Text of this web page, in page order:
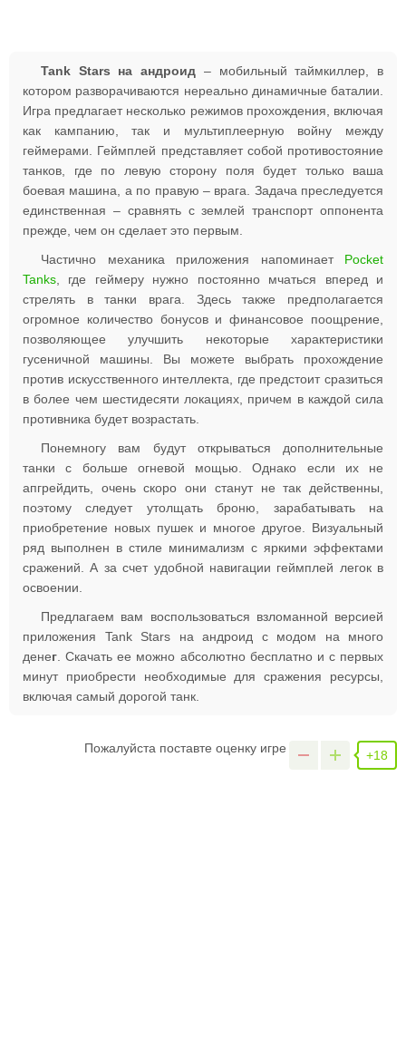
Tank Stars на андроид – мобильный таймкиллер, в
котором разворачиваются нереально динамичные баталии.
Игра предлагает несколько режимов прохождения, включая
как кампанию, так и мультиплеерную войну между
геймерами. Геймплей представляет собой противостояние
танков, где по левую сторону поля будет только ваша
боевая машина, а по правую – врага. Задача преследуется
единственная – сравнять с землей транспорт оппонента
прежде, чем он сделает это первым.
Частично механика приложения напоминает Pocket
Tanks , где геймеру нужно постоянно мчаться вперед и
стрелять в танки врага. Здесь также предполагается
огромное количество бонусов и финансовое поощрение,
позволяющее улучшить некоторые характеристики
гусеничной машины. Вы можете выбрать прохождение
против искусственного интеллекта, где предстоит сразиться
в более чем шестидесяти локациях, причем в каждой сила
противника будет возрастать.
Понемногу вам будут открываться дополнительные
танки с больше огневой мощью. Однако если их не
апгрейдить, очень скоро они станут не так действенны,
поэтому следует утолщать броню, зарабатывать на
приобретение новых пушек и многое другое. Визуальный
ряд выполнен в стиле минимализм с яркими эффектами
сражений. А за счет удобной навигации геймплей легок в
освоении.
Предлагаем вам воспользоваться взломанной версией
приложения Tank Stars на андроид с модом на много
денег . Скачать ее можно абсолютно бесплатно и с первых
минут приобрести необходимые для сражения ресурсы,
включая самый дорогой танк.
Пожалуйста поставте оценку игре +18